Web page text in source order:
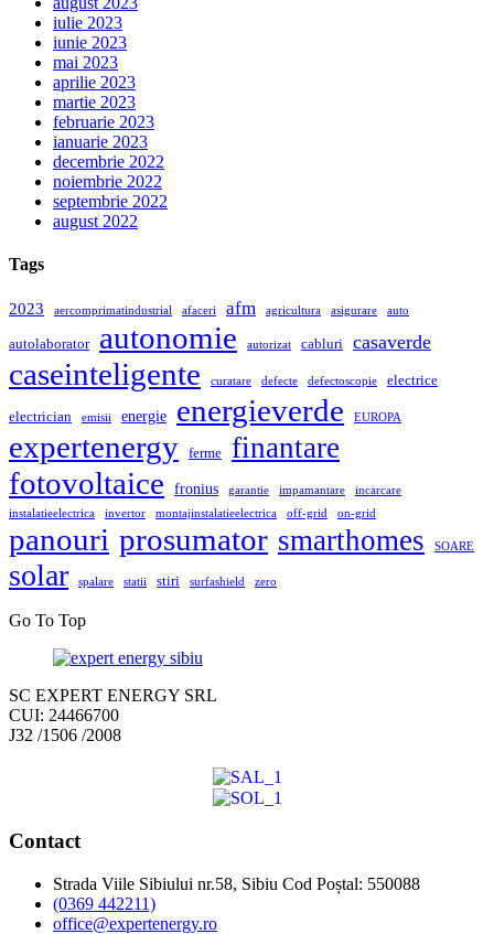
iulie 2023
iunie 2023
mai 2023
aprilie 2023
martie 2023
februarie 2023
ianuarie 2023
decembrie 2022
noiembrie 2022
septembrie 2022
august 2022
Tags
2023 aercomprimatindustrial afaceri afm agricultura asigurare auto
autolaborator autonomie autorizat cabluri casaverde
caseinteligente curatare defecte defectoscopie electrice
electrician emisii energie energieverde EUROPA
expertenergy ferme finantare
fotovoltaice fronius garantie impamantare
incarcare
instalatieelectrica
invertor montajinstalatieelectrica off-grid on-grid
panouri prosumator smarthomes SOARE
solar spalare statii stiri surfashield zero
Go To Top
SC EXPERT ENERGY SRL
CUI: 24466700
J32 /1506 /2008
Contact
Strada Viile Sibiului nr.58, Sibiu Cod Poștal: 550088
(0369 442211)
office@expertenergy.ro